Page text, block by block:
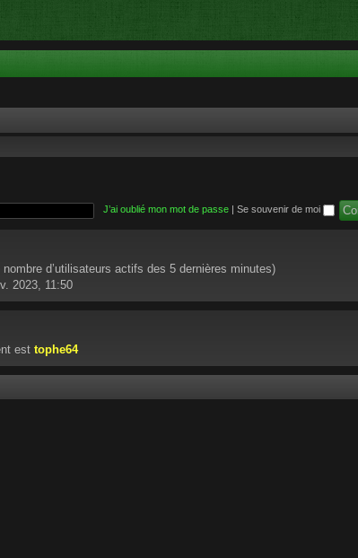
J’ai oublié mon mot de passe Se souvenir de moi
d’utilisateurs actifs des 5 dernières minutes)
2023, 11:50
est tophe64